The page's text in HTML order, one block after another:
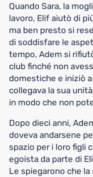
Quando Sara, la
lavoro, Elif aiutò di
ma ben presto si
di soddisfare le
tempo, Adem si
club finché non
domestiche e iniziò
collegava la sua
in modo che non
Dopo dieci anni,
doveva andarsene
spazio per i loro figli
egoista da parte di
Le spiegarono che